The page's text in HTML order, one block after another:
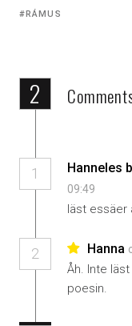
Tagged
RÁMUS
2
1 Hanneles
09:49
läst essäer
2 Hanna
Åh. Inte
poesin.